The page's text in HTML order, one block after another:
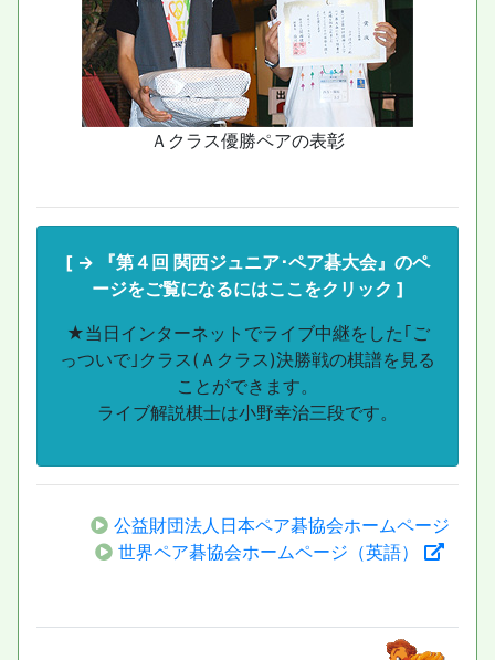
Ａクラス優勝ペアの表彰
[ → 『第４回 関西ジュニア･ペア碁大会』のペ
ージをご覧になるにはここをクリック ]
★当日インターネットでライブ中継をした｢ご
っついで｣クラス(Ａクラス)決勝戦の棋譜を見る
ことができます。
ライブ解説棋士は小野幸治三段です。
公益財団法人日本ペア碁協会ホームページ
世界ペア碁協会ホームページ（英語）